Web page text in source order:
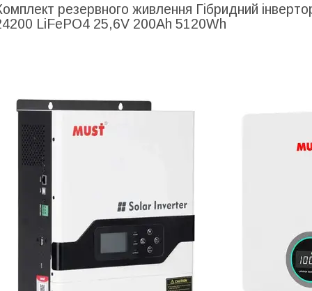
резервного живлення Гібридний
LiFePO4 25,6V 200Ah 5120Wh